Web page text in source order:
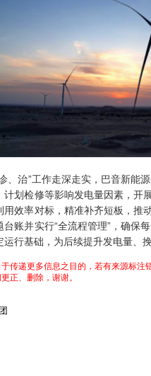
治”工作走深走实，巴音新能
计划检修等影响发电量因素，开
用效率对标，精准补齐短板，推
台账并实行“全流程管理”，确保
运行基础，为后续提升发电量、
传递更多信息之目的，若有来源标
正、删除，谢谢。